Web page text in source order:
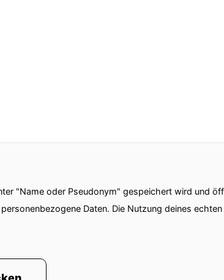
"Name oder Pseudonym" gespeichert wird und
Daten. Die Nutzung deines echten